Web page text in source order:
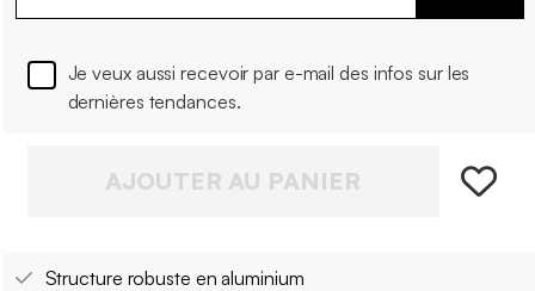
Je veux aussi recevoir par e-mail des infos sur les
dernières tendances.
AJOUTER AU PANIER
Structure robuste en aluminium